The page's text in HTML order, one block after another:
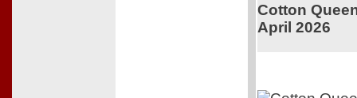
Cotton
April 2026